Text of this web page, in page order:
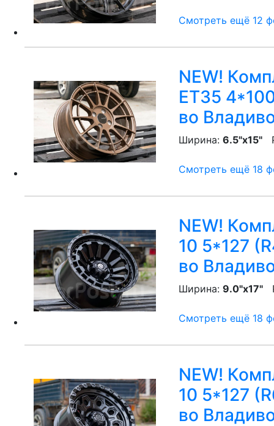
Смотреть ещё 12
NEW!
ET35
во
Ширина: 6.5"x15"
Смотреть ещё 18
NEW!
10 5*127
во
Ширина: 9.0"x17"
Смотреть ещё 18
NEW!
10 5*127
во